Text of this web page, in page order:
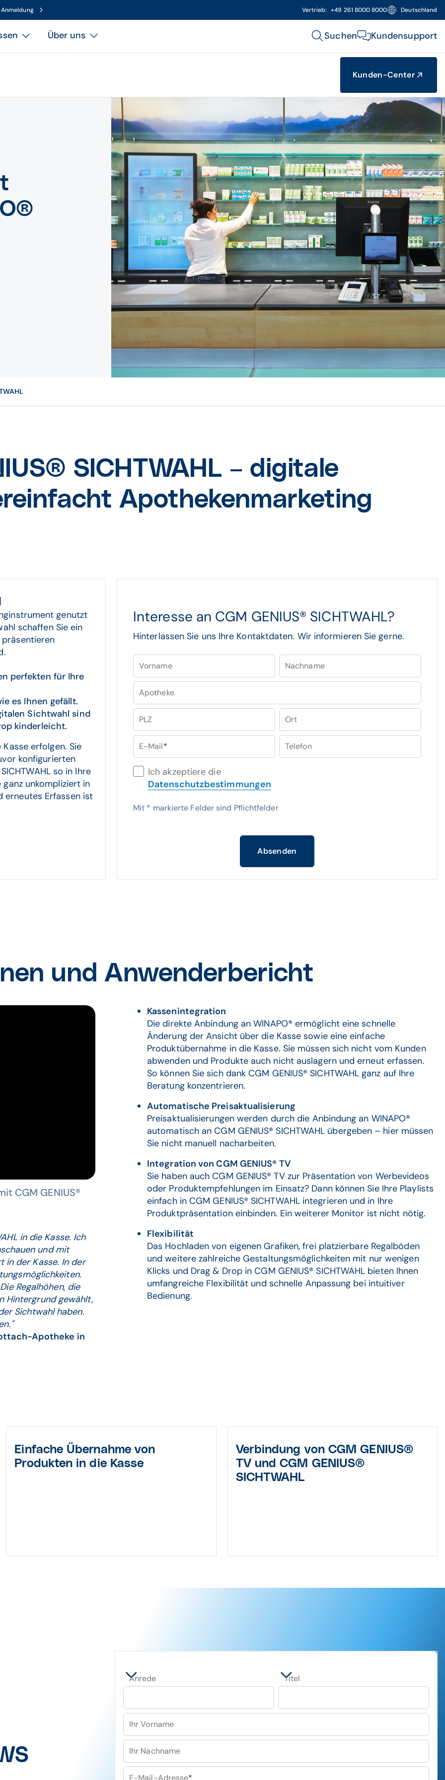
Vertrieb: +49 261 8000 8000 Deutschland
Über uns Suchen Kundensupport
Kunden-Center
SICHTWAHL – digitale
Apothekenmarketing
genutzt
schaffen Sie ein
perfekten für Ihre
es Ihnen gefällt.
Sichtwahl sind
kinderleicht.
erfolgen. Sie
konfigurierten
so in Ihre
unkompliziert in
erneutes Erfassen ist
Interesse an CGM GENIUS® SICHTWAHL?
Hinterlassen Sie uns Ihre Kontaktdaten. Wir informieren Sie gerne.
Vorname Nachname
Apotheke
PLZ Ort
E-Mail* Telefon
Ich akzeptiere die
Datenschutzbestimmungen
Mit * markierte Felder sind Pflichtfelder
Absenden
und Anwenderbericht
CGM GENIUS®
in die Kasse. Ich
und mit
in der Kasse. In der
Regalhöhen, die
Hintergrund gewählt,
Sichtwahl haben.
Apotheke in
Kassenintegration
Die direkte Anbindung an WINAPO® ermöglicht eine schnelle
Änderung der Ansicht über die Kasse sowie eine einfache
Produktübernahme in die Kasse. Sie müssen sich nicht vom Kunden
abwenden und Produkte auch nicht auslagern und erneut erfassen.
So können Sie sich dank CGM GENIUS® SICHTWAHL ganz auf Ihre
Beratung konzentrieren.
Automatische Preisaktualisierung
Preisaktualisierungen werden durch die Anbindung an WINAPO®
automatisch an CGM GENIUS® SICHTWAHL übergeben – hier müssen
Sie nicht manuell nacharbeiten.
Integration von CGM GENIUS® TV
Sie haben auch CGM GENIUS® TV zur Präsentation von Werbevideos
oder Produktempfehlungen im Einsatz? Dann können Sie Ihre Playlists
einfach in CGM GENIUS® SICHTWAHL integrieren und in Ihre
Produktpräsentation einbinden. Ein weiterer Monitor ist nicht nötig.
Flexibilität
Das Hochladen von eigenen Grafiken, frei platzierbare Regalböden
und weitere zahlreiche Gestaltungsmöglichkeiten mit nur wenigen
Klicks und Drag & Drop in CGM GENIUS® SICHTWAHL bieten Ihnen
umfangreiche Flexibilität und schnelle Anpassung bei intuitiver
Bedienung.
Einfache Übernahme von
Produkten in die Kasse
Verbindung von CGM GENIUS®
TV und CGM GENIUS®
SICHTWAHL
Anrede Titel
Ihr Vorname
Ihr Nachname
E-Mail-Adresse*